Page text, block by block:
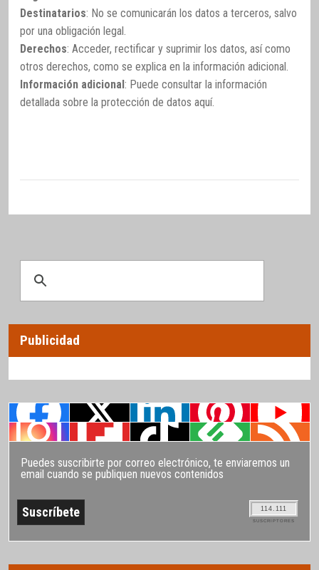
Destinatarios: No se comunicarán los datos a terceros, salvo
por una obligación legal.
Derechos: Acceder, rectificar y suprimir los datos, así como
otros derechos, como se explica en la información adicional.
Información adicional: Puede consultar la información
detallada sobre la protección de datos aquí.
Publicidad
Puedes suscribirte por correo electrónico, te enviaremos un
email cuando se publiquen nuevos contenidos
114.111
SUSCRIPTORES